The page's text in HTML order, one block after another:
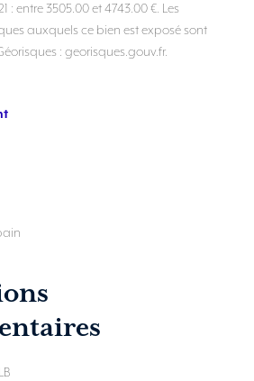
: entre 3505.00 et 4743.00 €. Les
auxquels ce bien est exposé sont
: georisques.gouv.fr.